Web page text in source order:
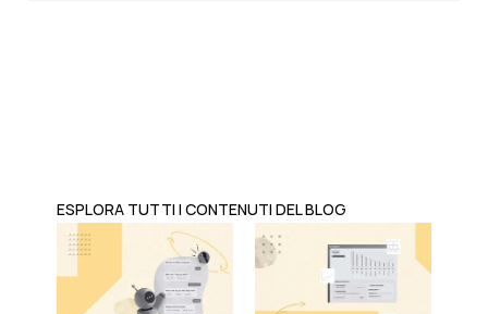
ESPLORA TUTTI I CONTENUTI DEL BLOG